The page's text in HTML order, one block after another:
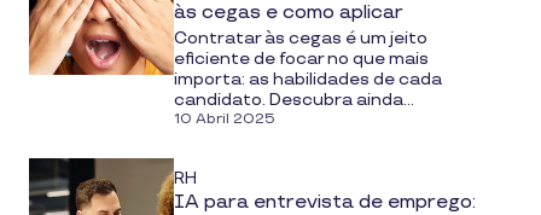
às cegas e como aplicar
Contratar às cegas é um jeito
eficiente de focar no que mais
importa: as habilidades de cada
candidato. Descubra ainda...
10 Abril 2025
RH
IA para entrevista de emprego: